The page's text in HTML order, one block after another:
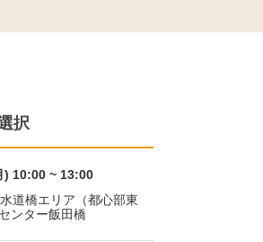
択
) 10:00 ~ 13:00
道橋エリア（都心部東
ンター飯田橋